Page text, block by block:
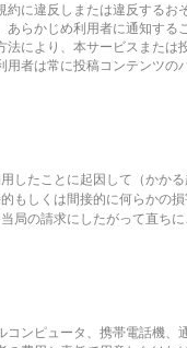
に違反しまたは違反するお
らかじめ利用者に通知する
により、本サービスまたは
者は常に投稿コンテンツの
したことに起因して（かか
もしくは間接的に何らかの損
局の請求にしたがって直ち
ンピュータ、携帯電話機、